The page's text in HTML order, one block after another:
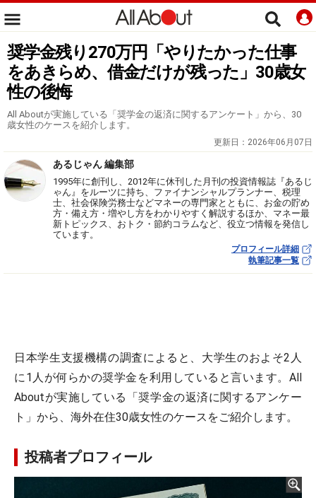
奨学金残り270万円「やりたかった仕事
をあきらめ、借金だけが残った」30歳女
性の後悔
All Aboutが実施している「奨学金の返済に関するアンケート」から、30
歳女性のケースを紹介します。
更新日： 2026年06月07日
あるじゃん 編集部
1995年に創刊し、2012年に休刊した月刊の投資情報誌『あるじ
ゃん』をルーツに持ち、ファイナンシャルプランナー、税理
士、社会保険労務士などマネーの専門家とともに、お金の貯め
方・備え方・増やし方をわかりやすく解説するほか、マネー最
新トピックス、おトク・節約コラムなど、役立つ情報を発信し
ています。
プロフィール詳細
執筆記事一覧
日本学生支援機構の調査によると、大学生のおよそ2人
に1人が何らかの奨学金を利用していると言います。All
Aboutが実施している「奨学金の返済に関するアンケー
ト」から、海外在住30歳女性のケースをご紹介します。
投稿者プロフィール